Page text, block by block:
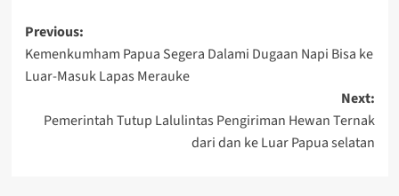
Post
navigation
Previous:
Kemenkumham Papua Segera Dalami Dugaan Napi Bisa ke
Luar-Masuk Lapas Merauke
Next:
Pemerintah Tutup Lalulintas Pengiriman Hewan Ternak
dari dan ke Luar Papua selatan